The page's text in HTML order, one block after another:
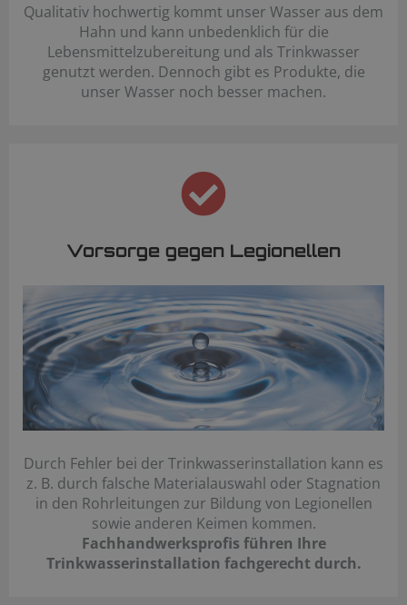
Qualitativ hochwertig kommt unser Wasser aus dem
Hahn und kann unbedenklich für die
Lebensmittelzubereitung und als Trinkwasser
genutzt werden. Dennoch gibt es Produkte, die
unser Wasser noch besser machen.
Vorsorge gegen Legionellen
Durch Fehler bei der Trinkwasserinstallation kann es
z. B. durch falsche Materialauswahl oder Stagnation
in den Rohrleitungen zur Bildung von Legionellen
sowie anderen Keimen kommen.
Fachhandwerksprofis führen Ihre
Trinkwasserinstallation fachgerecht durch.